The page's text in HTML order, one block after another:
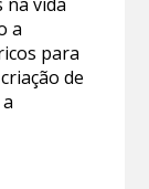
a
para
de